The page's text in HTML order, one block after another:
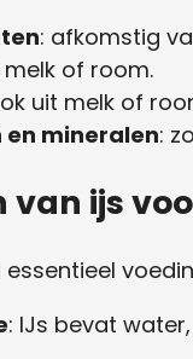
: afkomstig
melk of room.
uit melk of
mineralen:
van ijs
essentieel
: IJs bevat